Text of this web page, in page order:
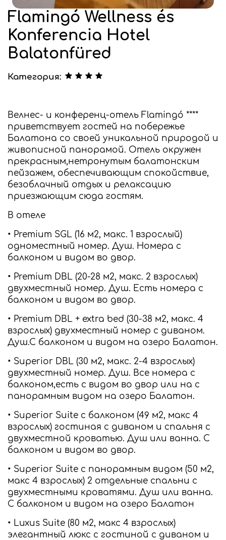
Flamingó Wellness és
Konferencia Hotel
Balatonfüred
Категория:
Велнес- и конференц-отель Flamingó ****
приветствует гостей на побережье
Балатона со своей уникальной природой и
живописной панорамой. Отель окружен
прекрасным,нетронутым балатонским
пейзажем, обеспечивающим спокойствие,
безоблачный отдых и релаксацию
приезжающим сюда гостям.
В отеле
• Premium SGL (16 м2, макс. 1 взрослый)
одноместный номер. Душ. Номера с
балконом и видом во двор.
• Premium DBL (20-28 м2, макс. 2 взрослых)
двухместный номер. Душ. Есть номера с
балконом и видом во двор.
• Premium DBL + extra bed (30-38 м2, макс. 4
взрослых) двухместный номер c диваном.
Душ.С балконом и видом на озеро Балатон.
• Superior DBL (30 м2, макс. 2-4 взрослых)
двухместный номер. Душ. Все номера с
балконом,есть с видом во двор или на с
панорамным видом на озеро Балатон.
• Superior Suite с балконом (49 м2, макс 4
взрослых) гостиная с диваном и спальня с
двухместной кроватью. Душ или ванна. С
балконом и видом во двор.
• Superior Suite с панорамным видом (50 м2,
макс 4 взрослых) 2 отдельные спальни с
двухместными кроватями. Душ или ванна.
С балконом и видом на озеро Балатон
• Luxus Suite (80 м2, макс 4 взрослых)
элегантный люкс с гостиной с диваном и